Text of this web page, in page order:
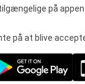
på appen.
på at blive